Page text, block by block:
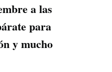
a las
para
y mucho